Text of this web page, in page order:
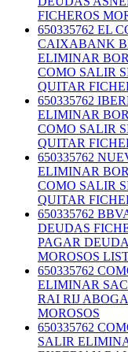
FICHEROS
650335762 EL
CAIXABANK
ELIMINAR
COMO SALIR
QUITAR
650335762
ELIMINAR
COMO SALIR
QUITAR
650335762
ELIMINAR
COMO SALIR
QUITAR
650335762
DEUDAS
PAGAR
MOROSOS
650335762
ELIMINAR
RAI RIJ
MOROSOS
650335762
SALIR